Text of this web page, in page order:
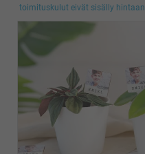
toimituskulut eivät sisälly hintaan